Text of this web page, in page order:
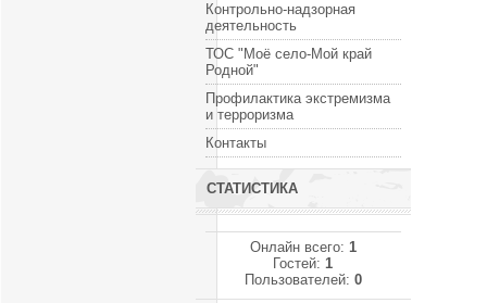
Контрольно-надзорная
деятельность
ТОС "Моё село-Мой край
Родной"
Профилактика экстремизма
и терроризма
Контакты
СТАТИСТИКА
Онлайн всего: 1
Гостей:1
Пользователей: 0